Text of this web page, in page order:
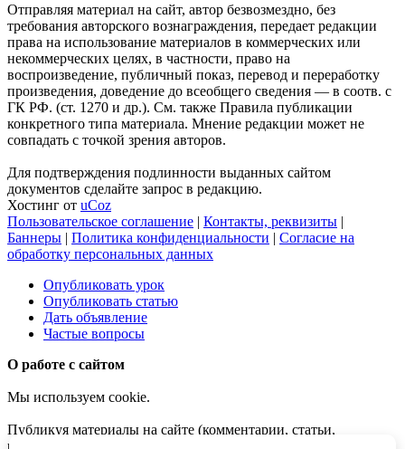
Отправляя материал на сайт, автор безвозмездно, без
требования авторского вознаграждения, передает редакции
права на использование материалов в коммерческих или
некоммерческих целях, в частности, право на
воспроизведение, публичный показ, перевод и переработку
произведения, доведение до всеобщего сведения — в соотв. с
ГК РФ. (ст. 1270 и др.). См. также Правила публикации
конкретного типа материала. Мнение редакции может не
совпадать с точкой зрения авторов.
Для подтверждения подлинности выданных сайтом
документов сделайте запрос в редакцию.
Хостинг от uCoz
Пользовательское соглашение | Контакты, реквизиты |
Баннеры | Политика конфиденциальности | Согласие на
обработку персональных данных
Опубликовать урок
Опубликовать статью
Дать объявление
Частые вопросы
О работе с сайтом
Мы используем cookie.
Публикуя материалы на сайте (комментарии, статьи,
разработки и др.), пользователи берут на себя всю